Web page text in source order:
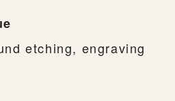
etching, engraving